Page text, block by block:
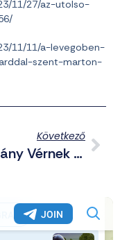
11/27/az-utolso-
11/11/a-levegoben-
szent-marton-
Következő
A Cigány Vérnek Nem Lehet Parancsolni – Kétszer Elfogták Azonban Mindkét Alkalom Után Újra Lopni Indult